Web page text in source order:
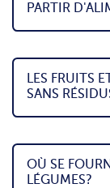
PARTIR
LES FRUITS
SANS
OÙ SE
LÉGUMES?